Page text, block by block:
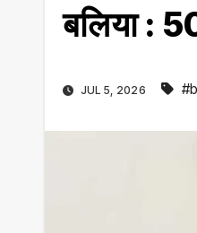
बलिया :
JUL 5, 2026